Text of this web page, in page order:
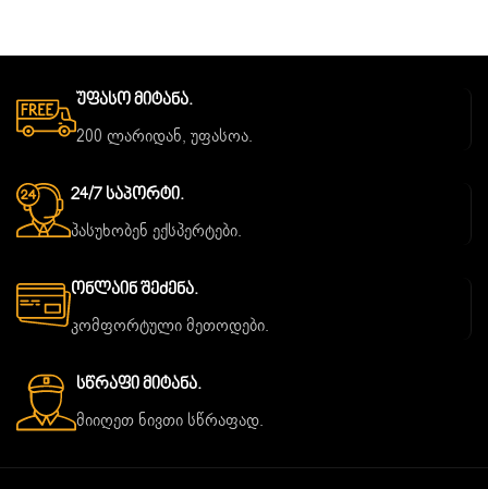
Უფასო Მიტანა.
200 ლარიდან, უფასოა.
24/7 Საპორტი.
პასუხობენ ექსპერტები.
Ონლაინ Შეძენა.
კომფორტული მეთოდები.
Სწრაფი Მიტანა.
მიიღეთ ნივთი სწრაფად.